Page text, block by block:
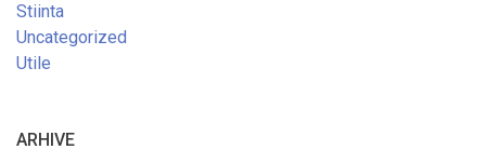
Stiinta
Uncategorized
Utile
ARHIVE